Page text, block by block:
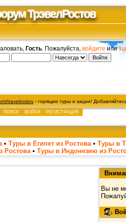
ТрэвелРостов
Гость . Пожалуйста, войдитеили
travelrostov - горящие туры и акции!
ПОИСК ВОЙТИ РЕГИСТРАЦИЯ
• Туры в Египет из Ростова • Туры в
Ростова • Туры в Индонезию из
Вы не